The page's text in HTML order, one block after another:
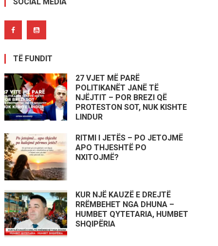
TË FUNDIT
27 VJET MË PARË
POLITIKANËT JANË TË
NJËJTIT – POR BREZI QË
PROTESTON SOT, NUK KISHTE
LINDUR
RITMI I JETËS – PO JETOJMË
APO THJESHTË PO
NXITOJMË?
KUR NJË KAUZË E DREJTË
RRËMBEHET NGA DHUNA –
HUMBET QYTETARIA, HUMBET
SHQIPËRIA